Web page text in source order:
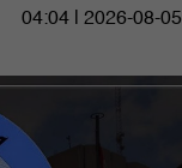
04:04 | 2026-08-05